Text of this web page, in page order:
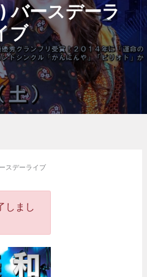
バースデーラ
ブ
スデーライブ
しまし